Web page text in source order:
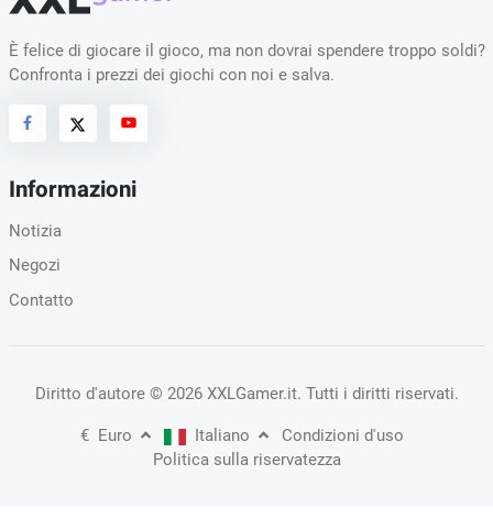
È felice di giocare il gioco, ma non dovrai spendere troppo soldi?
Confronta i prezzi dei giochi con noi e salva.
Informazioni
Notizia
Negozi
Contatto
Diritto d'autore © 2026 XXLGamer.it. Tutti i diritti riservati.
€ Euro Italiano
Condizioni d'uso
Politica sulla riservatezza